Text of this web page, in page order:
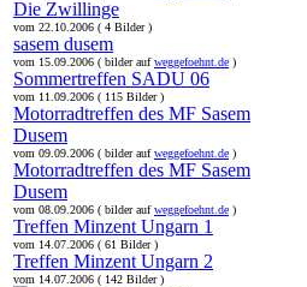
Die Zwillinge
vom 22.10.2006 ( 4 Bilder )
sasem dusem
vom 15.09.2006 ( bilder aufweggefoehnt.de )
Sommertreffen SADU 06
vom 11.09.2006 ( 115 Bilder )
Motorradtreffen des MF Sasem
Dusem
vom 09.09.2006 ( bilder aufweggefoehnt.de )
Motorradtreffen des MF Sasem
Dusem
vom 08.09.2006 ( bilder aufweggefoehnt.de )
Treffen Minzent Ungarn 1
vom 14.07.2006 ( 61 Bilder )
Treffen Minzent Ungarn 2
vom 14.07.2006 ( 142 Bilder )